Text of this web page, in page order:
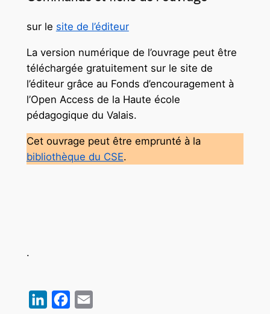
sur le site de l’éditeur
La version numérique de l’ouvrage peut être
téléchargée gratuitement sur le site de
l’éditeur grâce au Fonds d’encouragement à
l’Open Access de la Haute école
pédagogique du Valais.
Cet ouvrage peut être emprunté à la
bibliothèque du CSE.
.
LinkedInFacebook